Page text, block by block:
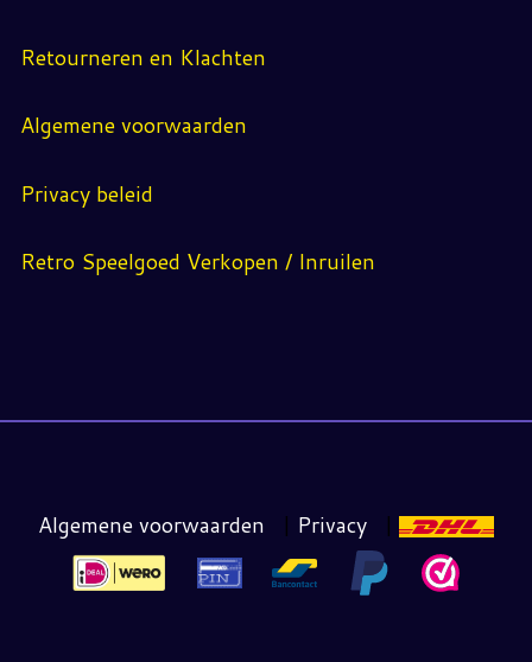
Retourneren en Klachten
Algemene voorwaarden
Privacy beleid
Retro Speelgoed Verkopen / Inruilen
Algemene voorwaarden | Privacy |